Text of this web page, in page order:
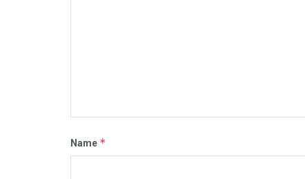
Name *